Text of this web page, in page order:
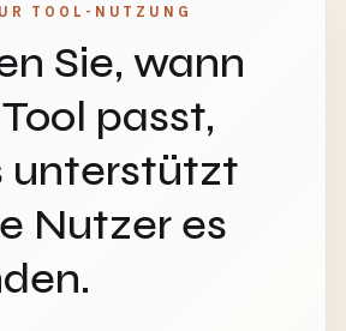
TOOL-NUTZUNG
Sie, wann
passt,
unterstützt
Nutzer es